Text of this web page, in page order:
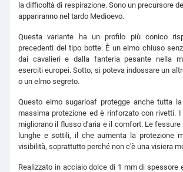
la difficoltà di respirazione. Sono un precursore
appariranno nel tardo Medioevo.
Questa variante ha un profilo più conico
precedenti del tipo botte. È un elmo chiuso
dai cavalieri e dalla fanteria pesante nella
eserciti europei. Sotto, si poteva indossare un
o un elmo segreto.
Questo elmo sugarloaf protegge anche tutta
massima protezione ed è rinforzato con rivetti.
migliorano il flusso d'aria e il comfort. Le fessure
lunghe e sottili, il che aumenta la protezione
visibilità, soprattutto perché non c'è una visiera
Realizzato in acciaio dolce di 1 mm di spessore